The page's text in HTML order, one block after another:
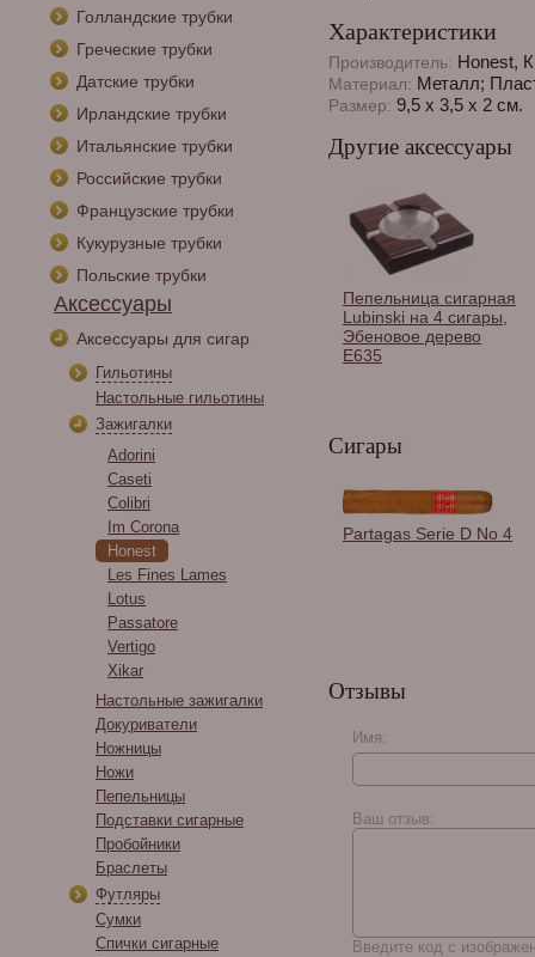
Голландские трубки
Греческие трубки
Датские трубки
Ирландские трубки
Итальянские трубки
Российские трубки
Французские трубки
Кукурузные трубки
Польские трубки
Аксессуары
Аксессуары для сигар
Гильотины
Настольные гильотины
Зажигалки
Adorini
Caseti
Colibri
Im Corona
Honest
Les Fines Lames
Lotus
Passatore
Vertigo
Xikar
Настольные зажигалки
Докуриватели
Ножницы
Ножи
Пепельницы
Подставки сигарные
Пробойники
Браслеты
Футляры
Сумки
Спички сигарные
Характеристики
Производитель: Honest,
Материал: Металл;
Размер: 9,5 х 3,5 х 2 см.
Другие аксессуары
Пепельница сигарная
Lubinski на 4 сигары,
Эбеновое дерево
E635
Конфеты ChocoMe
«RAFFINÉE» RF108,
Сигары
Partagas Serie D No 4
Altar Q by Oscar
Valladares Sumatra
Toro
Отзывы
Имя:
Ваш отзыв:
Введите код с